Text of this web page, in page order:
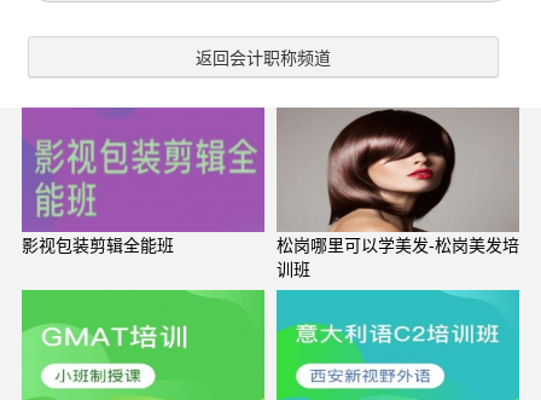
返回会计职称频道
影视包装剪辑全能班
松岗哪里可以学美发-松岗美发培
训班